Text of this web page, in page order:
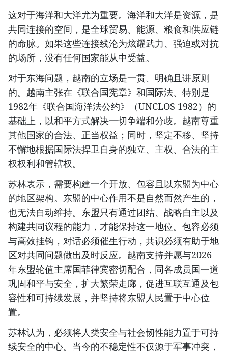
这对于海洋和大洋尤为重要。海洋和大洋是资源，是
共同连接的空间，是全球贸易、能源、粮食和供应链
的命脉。如果这些连接线沦为炫耀武力、强迫或对抗
的场所，没有任何国家能从中受益。
对于东海问题，越南的立场是一贯、明确且讲原则
的。越南主张在《联合国宪章》和国际法、特别是
1982年《联合国海洋法公约》（UNCLOS 1982）的
基础上，以和平方式解决一切争端和分歧。越南尊重
其他国家的合法、正当权益；同时，坚定不移、坚持
不懈地根据国际法捍卫自身的独立、主权、合法的主
权权利和管辖权。
苏林表示，需要构建一个开放、包容且以东盟为中心
的地区架构。东盟的中心作用不是自然而然产生的，
也无法自动维持。东盟只有通过团结、战略自主以及
构建共同议程的能力，才能保持这一地位。包容必须
与高效挂钩，对话必须催生行动，共识必须有助于地
区对共同问题做出及时反应。越南支持并愿与2026
年东盟轮值主席国菲律宾密切配合，同各成员国一道
巩固和平与安全，扩大繁荣走廊，促进互联互通及包
容性和可持续发展，并坚持将东盟人民置于中心位
置。
苏林认为，必须将人类安全与社会韧性能力置于可持
续安全的中心。当今的不稳定性不仅源于军事冲突，